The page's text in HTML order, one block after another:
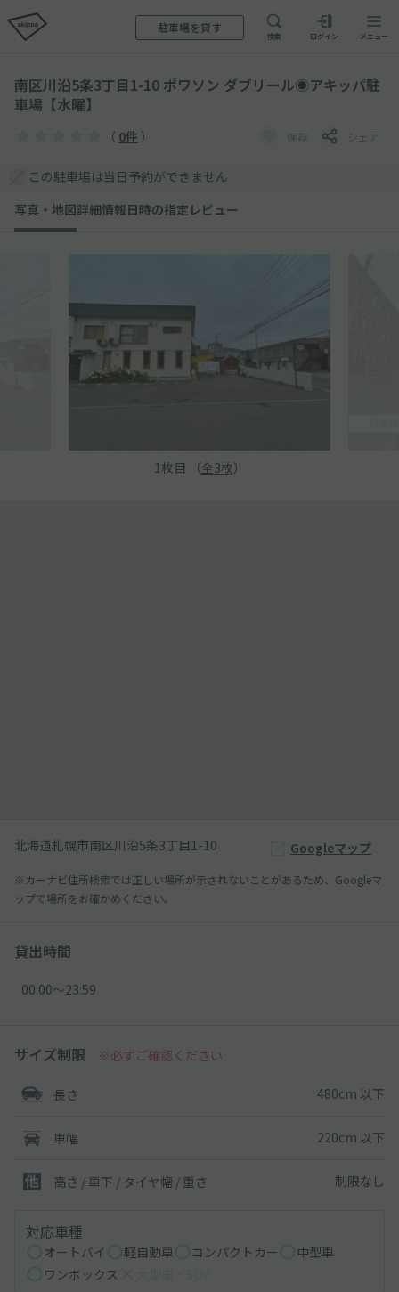
駐車場を貸す
検索 ログイン メニュー
南区川沿5条3丁目1-10 ポワソン ダブリール◉アキッパ駐
車場【水曜】
（ 0件 ） 保存 シェア
この駐車場は当日予約ができません
写真・地図詳細情報日時の指定 レビュー
1 枚目 （全3枚）
北海道札幌市南区川沿5条3丁目1-10 Googleマップ
※カーナビ住所検索では正しい場所が示されないことがあるため、Googleマ
ップで場所をお確かめください。
貸出時間
00:00〜23:59
サイズ制限 ※必ずご確認ください
長さ 480cm 以下
車幅 220cm 以下
高さ / 車下 / タイヤ幅 / 重さ 制限なし
対応車種
オートバイ 軽自動車 コンパクトカー
中型車
ワンボックス